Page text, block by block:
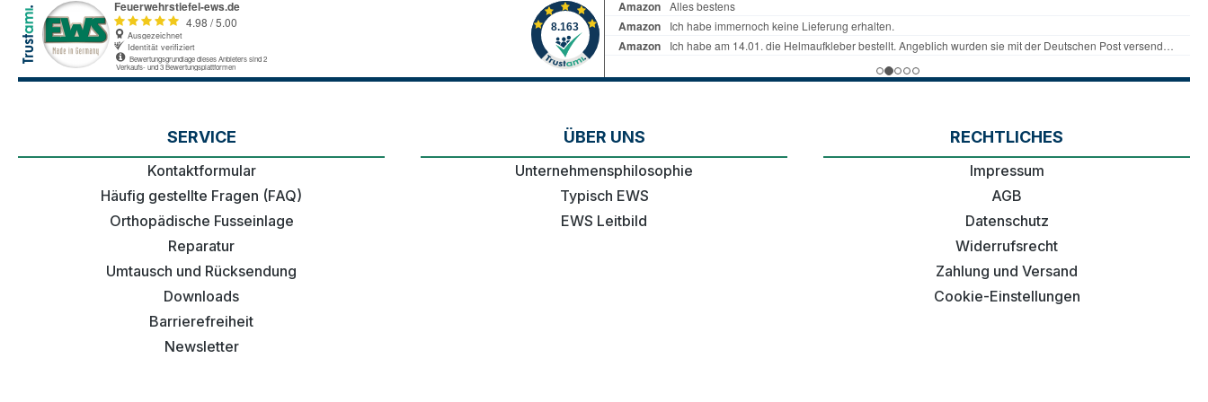
SERVICE
Kontaktformular
Häufig gestellte Fragen (FAQ)
Orthopädische Fusseinlage
Reparatur
Umtausch und Rücksendung
Downloads
Barrierefreiheit
Newsletter
ÜBER UNS
Unternehmensphilosophie
Typisch EWS
EWS Leitbild
RECHTLICHES
Impressum
AGB
Datenschutz
Widerrufsrecht
Zahlung und Versand
Cookie-Einstellungen